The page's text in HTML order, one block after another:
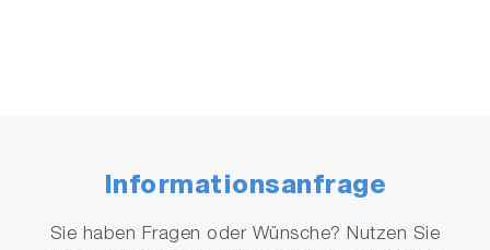
Informationsanfrage
Sie haben Fragen oder Wünsche? Nutzen Sie